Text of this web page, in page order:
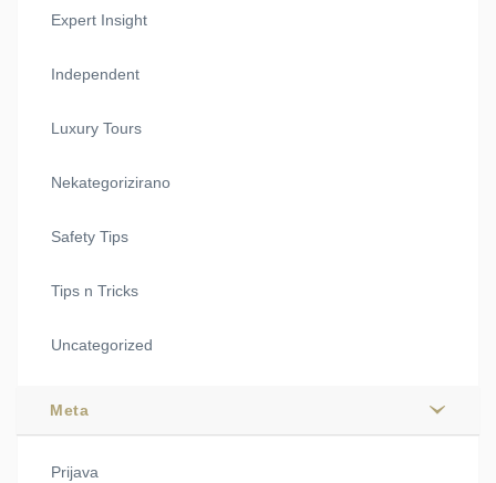
Expert Insight
Independent
Luxury Tours
Nekategorizirano
Safety Tips
Tips n Tricks
Uncategorized
Meta
Prijava